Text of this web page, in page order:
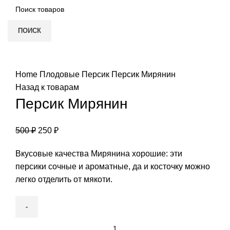
ПОИСК
Home Плодовые Персик Персик Мирянин
Назад к товарам
Персик Мирянин
500₽ 250 ₽
Вкусовые качества Мирянина хорошие: эти
персики сочные и ароматные, да и косточку можно
легко отделить от мякоти.